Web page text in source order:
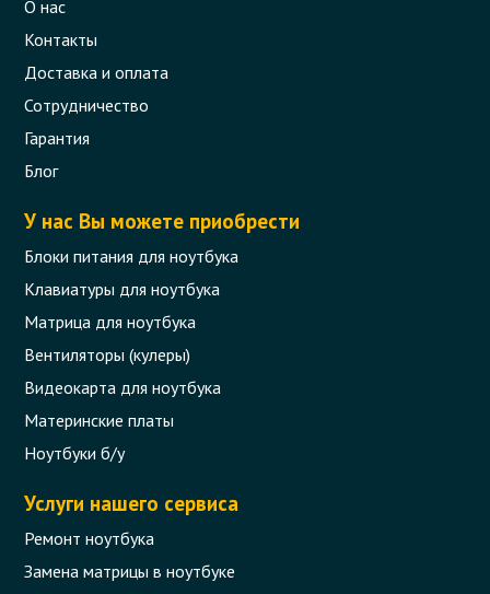
О нас
Контакты
Доставка и оплата
Сотрудничество
Гарантия
Блог
У нас Вы можете приобрести
Блоки питания для ноутбука
Клавиатуры для ноутбука
Матрица для ноутбука
Вентиляторы (кулеры)
Видеокарта для ноутбука
Материнские платы
Ноутбуки б/у
Услуги нашего сервиса
Ремонт ноутбука
Замена матрицы в ноутбуке